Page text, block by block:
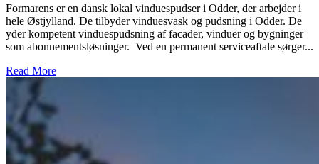
Formarens er en dansk lokal vinduespudser i Odder, der arbejder i
hele Østjylland. De tilbyder vinduesvask og pudsning i Odder. De
yder kompetent vinduespudsning af facader, vinduer og bygninger
som abonnementsløsninger. Ved en permanent serviceaftale sørger...
Read More